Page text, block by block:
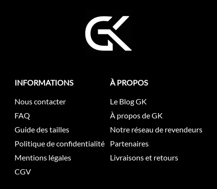
INFORMATIONS
Nous contacter
FAQ
Guide des tailles
Politique de confidentialité
Mentions légales
CGV
À PROPOS
Le Blog GK
À propos de GK
Notre réseau de revendeurs
Partenaires
Livraisons et retours